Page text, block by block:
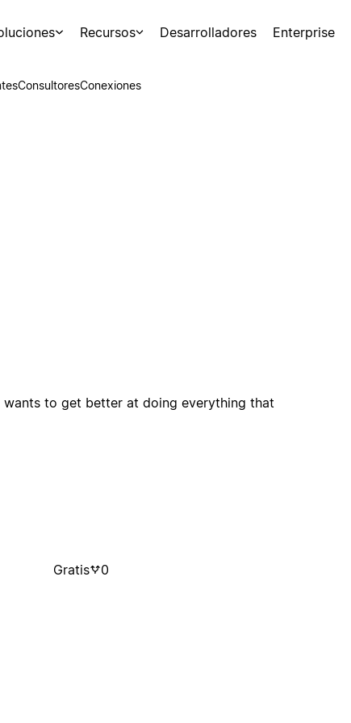
Recursos Desarrolladores Enterprise
ConsultoresConexiones
wants to get better at doing everything that
Gratis 0